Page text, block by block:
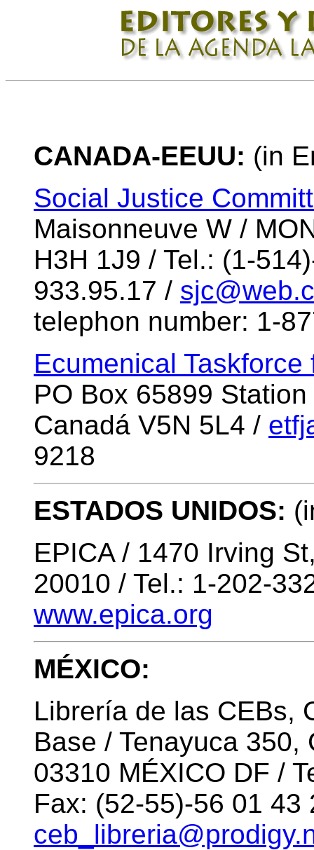
CANADA-EEUU: (in
Social Justice
Maisonneuve W /
H3H 1J9 / Tel.: (1-
933.95.17 /
telephon number: 1-
Ecumenical
PO Box 65899
Canadá V5N 5L4 /
9218
ESTADOS UNIDOS:
EPICA / 1470 Irving
20010 / Tel.: 1-202-
www.epica.org
MÉXICO:
Librería de las CEBs,
Base / Tenayuca 350,
03310 MÉXICO DF /
Fax: (52-55)-56 01 43